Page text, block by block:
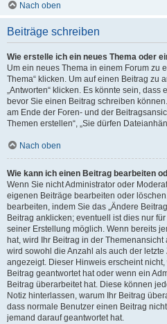
Nach oben
Beiträge schreiben
Wie erstelle ich ein neues Thema oder
Um ein neues Thema in einem Forum zu
Thema“ klicken. Um auf einen Beitrag zu
„Antworten“ klicken. Es könnte sein,
bevor Sie einen Beitrag schreiben
am Ende der Foren- und der
Themen erstellen“, „Sie dürfen
Nach oben
Wie kann ich einen Beitrag bearbeiten
Wenn Sie nicht Administrator oder
eigenen Beiträge bearbeiten oder
bearbeiten, indem Sie das „Ändere
Beitrag anklicken; eventuell ist dies nur
seiner Erstellung möglich. Wenn bereits
hat, wird Ihr Beitrag in der
wird sowohl die Anzahl als auch der
angezeigt. Dieser Hinweis erscheint
Beitrag geantwortet hat oder wenn ein
Beitrag überarbeitet hat. Diese können
Notiz hinterlassen, warum Ihr Beitrag
dass normale Benutzer einen Beitrag
jemand darauf geantwortet hat.